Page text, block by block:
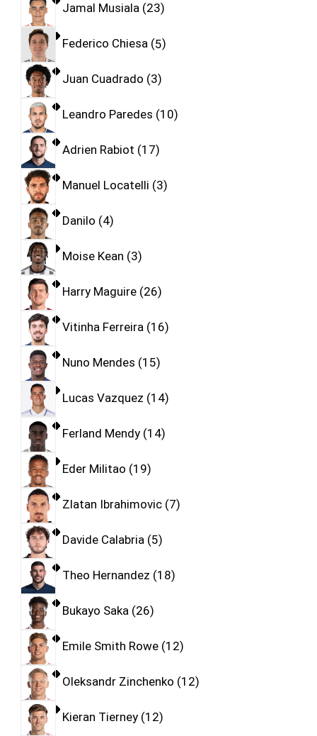
Jamal Musiala 23
Federico Chiesa 5
Juan Cuadrado 3
Leandro Paredes 10
Adrien Rabiot 17
Manuel Locatelli 3
Danilo 4
Moise Kean 3
Harry Maguire 26
Vitinha Ferreira 16
Nuno Mendes 15
Lucas Vazquez 14
Ferland Mendy 14
Eder Militao 19
Zlatan Ibrahimovic 7
Davide Calabria 5
Theo Hernandez 18
Bukayo Saka 26
Emile Smith Rowe 12
Oleksandr Zinchenko 12
Kieran Tierney 12